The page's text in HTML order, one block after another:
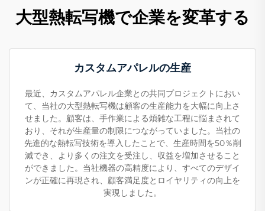
大型熱転写機で企業を変革する
カスタムアパレルの生産
最近、カスタムアパレル企業との共同プロジェクトにおい
て、当社の大型熱転写機は顧客の生産能力を大幅に向上さ
せました。顧客は、手作業による煩雑な工程に悩まされて
おり、それが生産量の制限につながっていました。当社の
先進的な熱転写技術を導入したことで、生産時間を50％削
減でき、より多くの注文を受注し、収益を増加させること
ができました。当社機器の高精度により、すべてのデザイ
ンが正確に再現され、顧客満足度とロイヤリティの向上を
実現しました。